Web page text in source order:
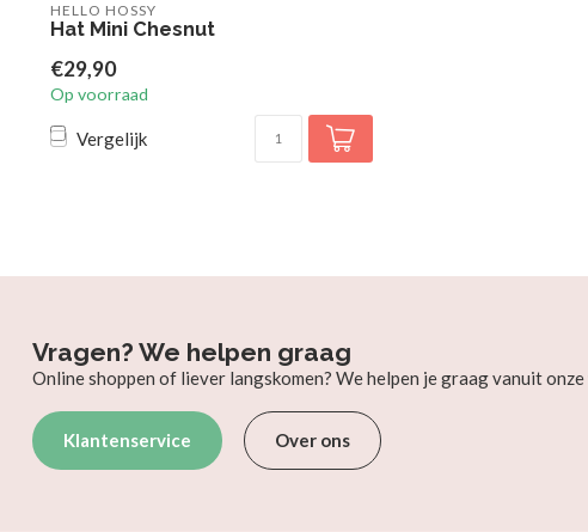
HELLO HOSSY
Hat Mini Chesnut
€29,90
Op voorraad
Vergelijk
Vragen? We helpen graag
Online shoppen of liever langskomen? We helpen je graag vanuit
Klantenservice Over ons